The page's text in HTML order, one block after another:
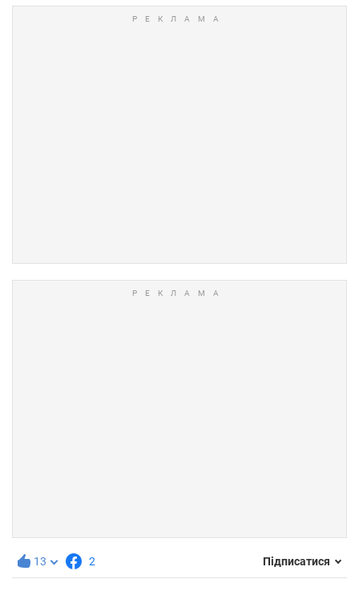
13 2 Підписатися